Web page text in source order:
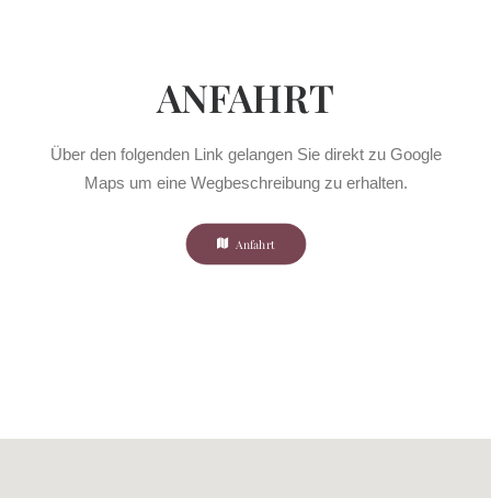
ANFAHRT
Über den folgenden Link gelangen Sie direkt zu Google
Maps um eine Wegbeschreibung zu erhalten.
Anfahrt